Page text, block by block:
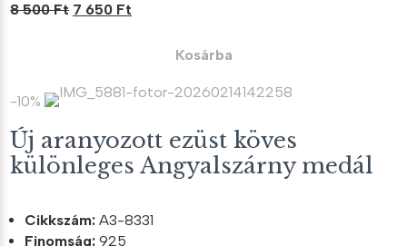
8 500Ft Original
500 Ft.
7 650 Ft
650 Ft.
Kosárba
-10%
Új aranyozott ezüst köves
különleges Angyalszárny medál
Cikkszám: A3-8331
Finomság: 925